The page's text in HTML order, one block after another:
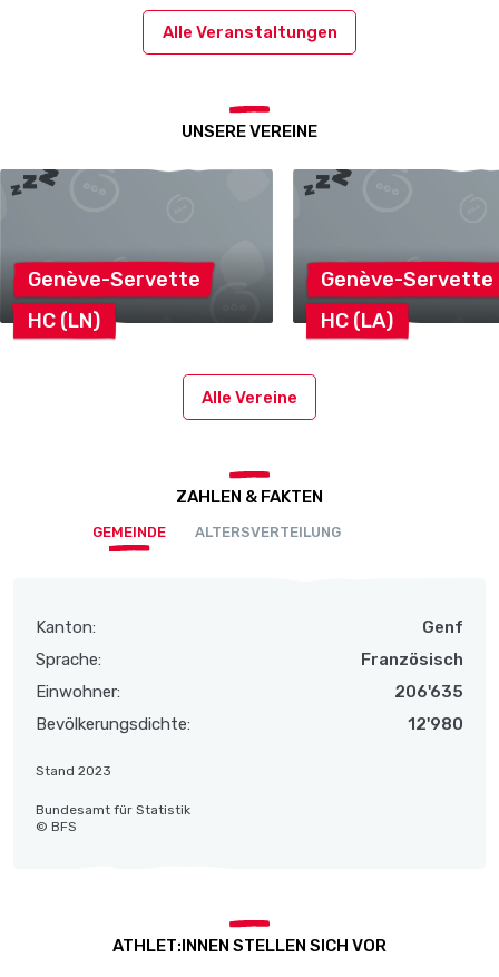
Alle Veranstaltungen
UNSERE VEREINE
Genève-Servette
HC (LN)
Genève-Servette
HC (LA)
Alle Vereine
ZAHLEN & FAKTEN
GEMEINDE ALTERSVERTEILUNG
Kanton:
Genf
Sprache:
Französisch
Einwohner:
206'635
Bevölkerungsdichte:
12'980
Stand 2023
Bundesamt für Statistik
© BFS
ATHLET:INNEN STELLEN SICH VOR